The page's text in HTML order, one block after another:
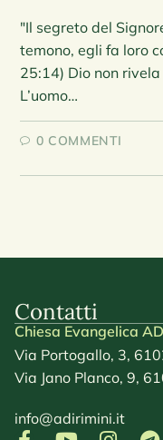
"Il segreto del
temono, egli fa loro
25:14) Dio non
L’uomo…
0 COMMENTI
Contatti
Chiesa Evangelica
Via Portogallo, 3,
Via Jano Planco, 9,
info@adirimini.it